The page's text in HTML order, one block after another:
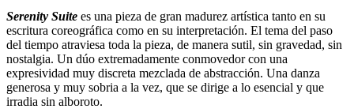
Serenity Suite es una pieza de gran madurez artística tanto en su
escritura coreográfica como en su interpretación. El tema del paso
del tiempo atraviesa toda la pieza, de manera sutil, sin gravedad, sin
nostalgia. Un dúo extremadamente conmovedor con una
expresividad muy discreta mezclada de abstracción. Una danza
generosa y muy sobria a la vez, que se dirige a lo esencial y que
irradia sin alboroto.